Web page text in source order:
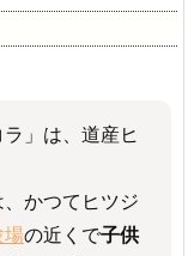
」は、道産ヒ
かつてヒツジ
場の近くで子供